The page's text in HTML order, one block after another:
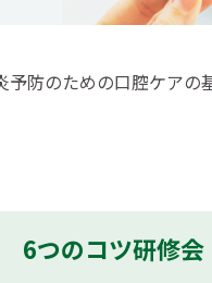
防のための口腔ケアの
つのコツ研修会